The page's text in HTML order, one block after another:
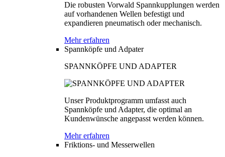
Die robusten Vorwald Spannkupplungen werden
auf vorhandenen Wellen befestigt und
expandieren pneumatisch oder mechanisch.
Mehr erfahren
Spannköpfe und Adpater
SPANNKÖPFE UND ADAPTER
Unser Produktprogramm umfasst auch
Spannköpfe und Adapter, die optimal an
Kundenwünsche angepasst werden können.
Mehr erfahren
Friktions- und Messerwellen